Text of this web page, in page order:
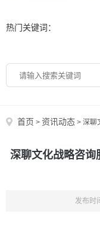
热门关键词：
首页 > 资讯动态 > 深聊
深聊文化战略咨询
发布时